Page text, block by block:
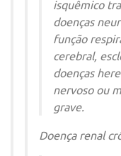
isquêmico
doenças
função
cerebral,
doenças
nervoso ou
grave.
Doença renal